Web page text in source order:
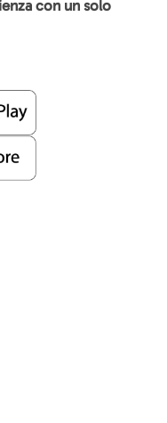
con un solo